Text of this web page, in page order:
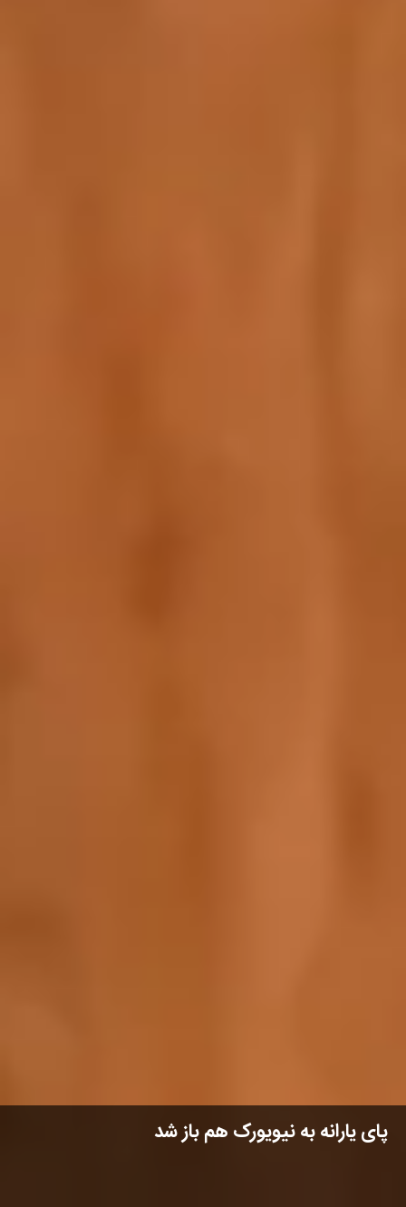
پای یارانه به نیویورک هم باز شد